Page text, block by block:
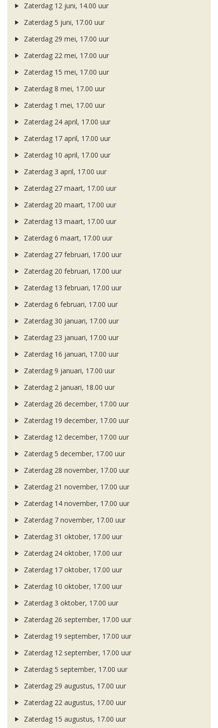
Zaterdag 12 juni, 14.00 uur
Zaterdag 5 juni, 17.00 uur
Zaterdag 29 mei, 17.00 uur
Zaterdag 22 mei, 17.00 uur
Zaterdag 15 mei, 17.00 uur
Zaterdag 8 mei, 17.00 uur
Zaterdag 1 mei, 17.00 uur
Zaterdag 24 april, 17.00 uur
Zaterdag 17 april, 17.00 uur
Zaterdag 10 april, 17.00 uur
Zaterdag 3 april, 17.00 uur
Zaterdag 27 maart, 17.00 uur
Zaterdag 20 maart, 17.00 uur
Zaterdag 13 maart, 17.00 uur
Zaterdag 6 maart, 17.00 uur
Zaterdag 27 februari, 17.00 uur
Zaterdag 20 februari, 17.00 uur
Zaterdag 13 februari, 17.00 uur
Zaterdag 6 februari, 17.00 uur
Zaterdag 30 januari, 17.00 uur
Zaterdag 23 januari, 17.00 uur
Zaterdag 16 januari, 17.00 uur
Zaterdag 9 januari, 17.00 uur
Zaterdag 2 januari, 18.00 uur
Zaterdag 26 december, 17.00 uur
Zaterdag 19 december, 17.00 uur
Zaterdag 12 december, 17.00 uur
Zaterdag 5 december, 17.00 uur
Zaterdag 28 november, 17.00 uur
Zaterdag 21 november, 17.00 uur
Zaterdag 14 november, 17.00 uur
Zaterdag 7 november, 17.00 uur
Zaterdag 31 oktober, 17.00 uur
Zaterdag 24 oktober, 17.00 uur
Zaterdag 17 oktober, 17.00 uur
Zaterdag 10 oktober, 17.00 uur
Zaterdag 3 oktober, 17.00 uur
Zaterdag 26 september, 17.00 uur
Zaterdag 19 september, 17.00 uur
Zaterdag 12 september, 17.00 uur
Zaterdag 5 september, 17.00 uur
Zaterdag 29 augustus, 17.00 uur
Zaterdag 22 augustus, 17.00 uur
Zaterdag 15 augustus, 17.00 uur